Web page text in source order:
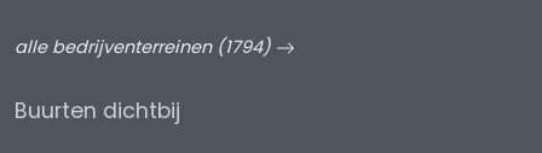
alle bedrijventerreinen (1794)
Buurten dichtbij